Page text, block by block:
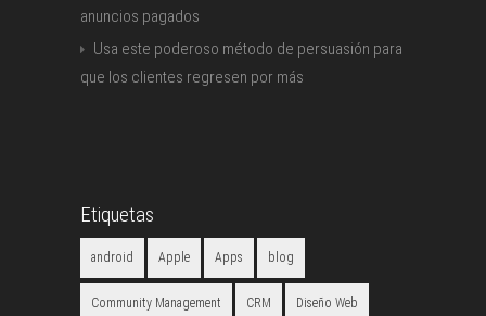
anuncios pagados
Usa este poderoso método de persuasión para
que los clientes regresen por más
Etiquetas
android Apple Apps blog
Community Management CRM Diseño Web